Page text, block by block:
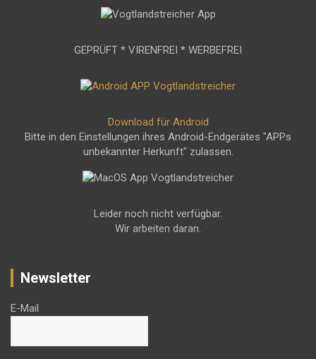
GEPRÜFT * VIRENFREI * WERBEFREI
Download für Android
Bitte in den Einstellungen ihres Android-Endgerätes "APPs
unbekannter Herkunft" zulassen.
Leider noch nicht verfügbar.
Wir arbeiten daran.
Newsletter
E-Mail